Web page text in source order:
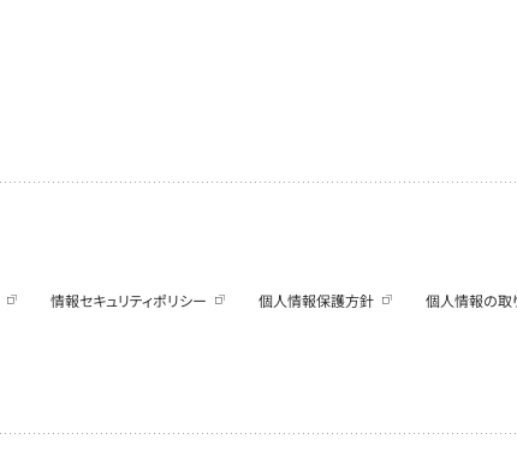
情報セキュリティポリシー 個人情報保護方針 個人情報の取